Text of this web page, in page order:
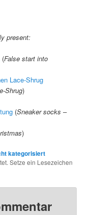
present:
(False start into
Lace-Shrug
Shrug)
(Sneaker socks –
)
kategorisiert
Setze ein Lesezeichen